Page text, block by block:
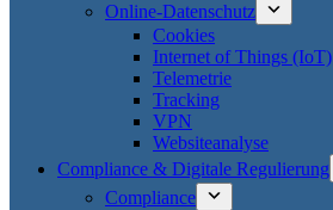
Online-Datenschutz
Cookies
Internet of Things (IoT)
Telemetrie
Tracking
VPN
Websiteanalyse
Compliance & Digitale Regulierung
Compliance